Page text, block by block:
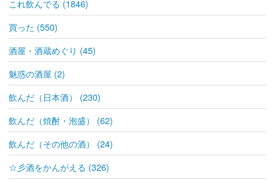
これ飲んでる (1846)
買った (550)
酒屋・酒蔵めぐり (45)
魅惑の酒屋 (2)
飲んだ（日本酒） (230)
飲んだ（焼酎・泡盛） (62)
飲んだ（その他の酒） (24)
☆彡酒をかんがえる (326)